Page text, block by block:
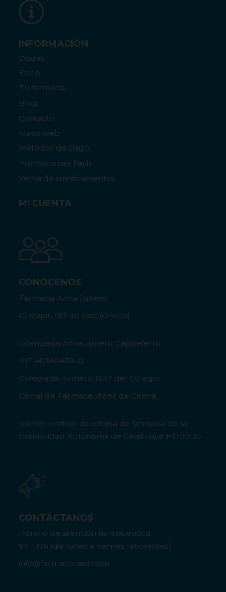
INFORMACIÓN
Dudas
Envío
Tu farmacia
Blog
Contacto
Mapa web
Métodos de pago
Promociones flash
Venta de medicamentos
MI CUENTA
CONÓCENOS
Farmacia Anna Jubero
C/ Major, 157 de Salt, (Girona)
Licenciada Anna Jubero Capdeferro
NIF 40360439-Q
Colegiada número 1647 del Colegio
Oficial de Farmacéuticos de Girona.
Número oficial de oficina de farmacia de la
Comunidad Autónoma de Catalunya: F1700135
CONTÁCTANOS
Horario de atención farmacéutica:
9h - 17h (de lunes a viernes laborables)
info@farmainstant.com